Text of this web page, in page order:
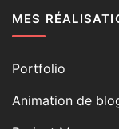
MES
Portfolio
Animation de